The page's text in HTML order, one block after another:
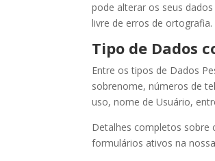
pode alterar os seus
livre de erros de ortografia.
Tipo de Dados
Entre os tipos de Dados
sobrenome, números de
uso, nome de Usuário,
Detalhes completos sobre
formulários ativos na